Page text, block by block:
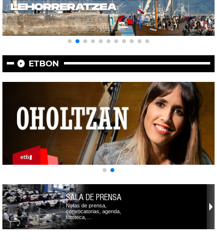
ETBON
SALA DE PRENSA
Notas de prensa,
convocatorias, agenda,
fototeca,…